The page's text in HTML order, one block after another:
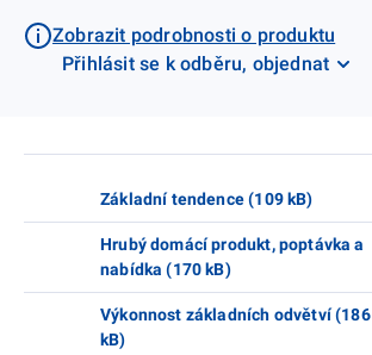
Zobrazit podrobnosti o produktu
Přihlásit se k odběru, objednat
Základní tendence (109 kB)
Hrubý domácí produkt, poptávka a
nabídka (170 kB)
Výkonnost základních odvětví (186
kB)